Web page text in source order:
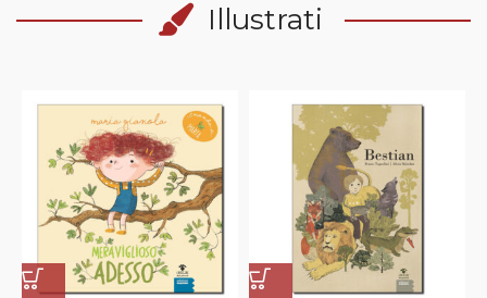
Illustrati